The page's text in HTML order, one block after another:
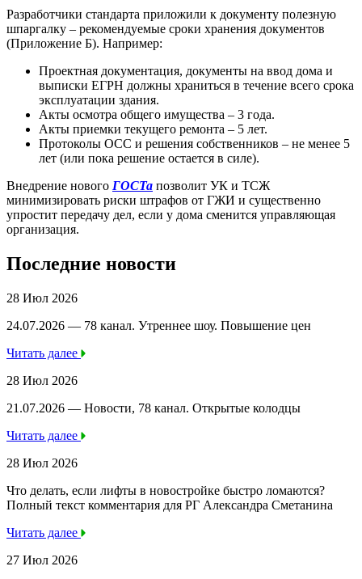
Разработчики стандарта приложили к документу полезную
шпаргалку – рекомендуемые сроки хранения документов
(Приложение Б). Например:
Проектная документация, документы на ввод дома и
выписки ЕГРН должны храниться в течение всего срока
эксплуатации здания.
Акты осмотра общего имущества – 3 года.
Акты приемки текущего ремонта – 5 лет.
Протоколы ОСС и решения собственников – не менее 5
лет (или пока решение остается в силе).
Внедрение нового ГОСТа позволит УК и ТСЖ
минимизировать риски штрафов от ГЖИ и существенно
упростит передачу дел, если у дома сменится управляющая
организация.
Последние новости
28 Июл 2026
24.07.2026 — 78 канал. Утреннее шоу. Повышение цен
Читать далее
28 Июл 2026
21.07.2026 — Новости, 78 канал. Открытые колодцы
Читать далее
28 Июл 2026
Что делать, если лифты в новостройке быстро ломаются?
Полный текст комментария для РГ Александра Сметанина
Читать далее
27 Июл 2026